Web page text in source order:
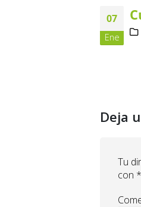
07
Ene
Deja
Tu
con *